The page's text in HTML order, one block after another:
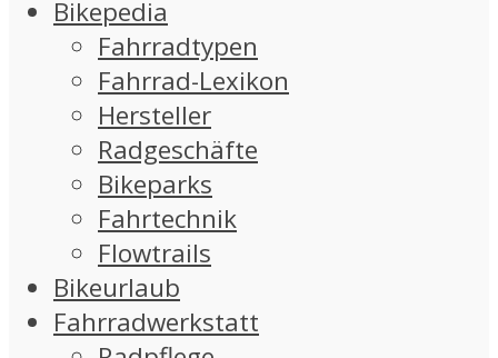
Bikepedia
Fahrradtypen
Fahrrad-Lexikon
Hersteller
Radgeschäfte
Bikeparks
Fahrtechnik
Flowtrails
Bikeurlaub
Fahrradwerkstatt